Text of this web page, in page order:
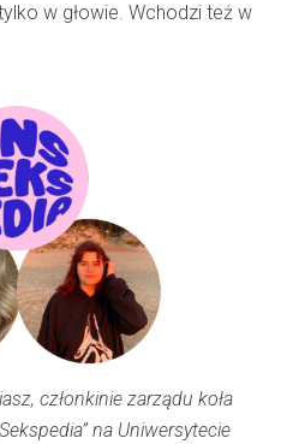
w głowie. Wchodzi też w
członkinie zarządu koła
na Uniwersytecie